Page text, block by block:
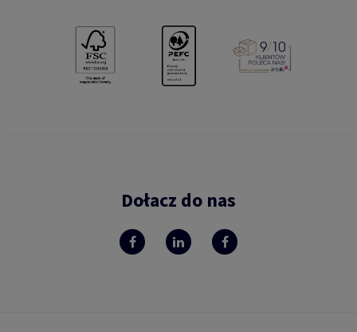
Dołacz do nas